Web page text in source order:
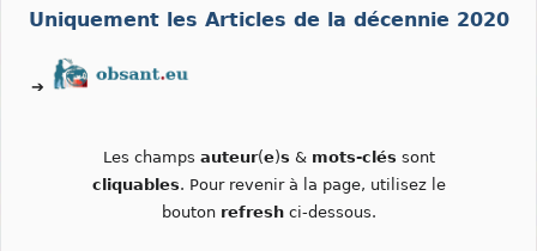
Uniquement les Articles de la décennie 2020
➔
Les champs auteur(e)s & mots-clés sont
cliquables. Pour revenir à la page, utilisez le
bouton refreshci-dessous.